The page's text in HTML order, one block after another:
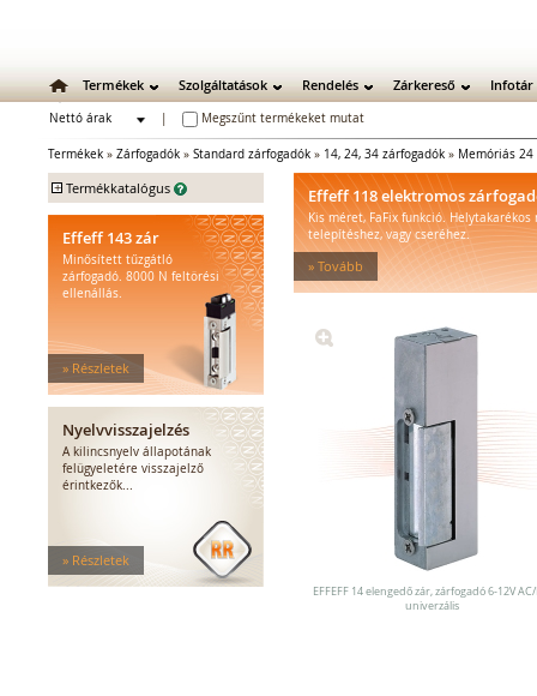
Termékek Szolgáltatások Rendelés Zárkereső Infotár
Nettó árak
Megszűnt termékeket mutat
Termékek » Zárfogadók » Standard zárfogadók » 14, 24, 34 zárfogadók » Memóriás 24
+ Termékkatalógus
Mechanikus bevéső zárak
Zárbetétek
Lakatok
Zárpajzsok
Mechanikus kiegészítők
Elektromos zárak
Elektromos bevéső zárak
Zárfogadók
Standard zárfogadók
Vízálló zárfogadók
Tűzgátló zárfogadók
Nagy biztonságú zárfogadók
Zárfogadók üvegajtókhoz
Effeff 143 zár
Minősített tűzgátló
zárfogadó. 8000 N feltörési
ellenállás.
» Részletek
Nyelvvisszajelzés
A kilincsnyelv állapotának
felügyeletére visszajelző
érintkezők...
» Részletek
Effeff 118 elektromos
Kis méret, FaFix funkció. Helytakarékos
telepítéshez, vagy cseréhez.
» Tovább
EFFEFF 14 elengedő zár, zárfogadó 6-12V
univerzális